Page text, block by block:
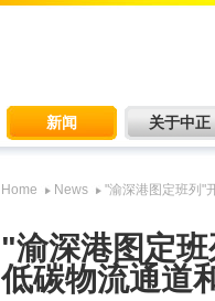
新闻 关于中正
Home News "渝深港图定班列"
"渝深港图定
低碳物流通道